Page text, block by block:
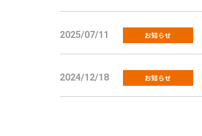
2025/07/11 お知らせ
2024/12/18 お知らせ